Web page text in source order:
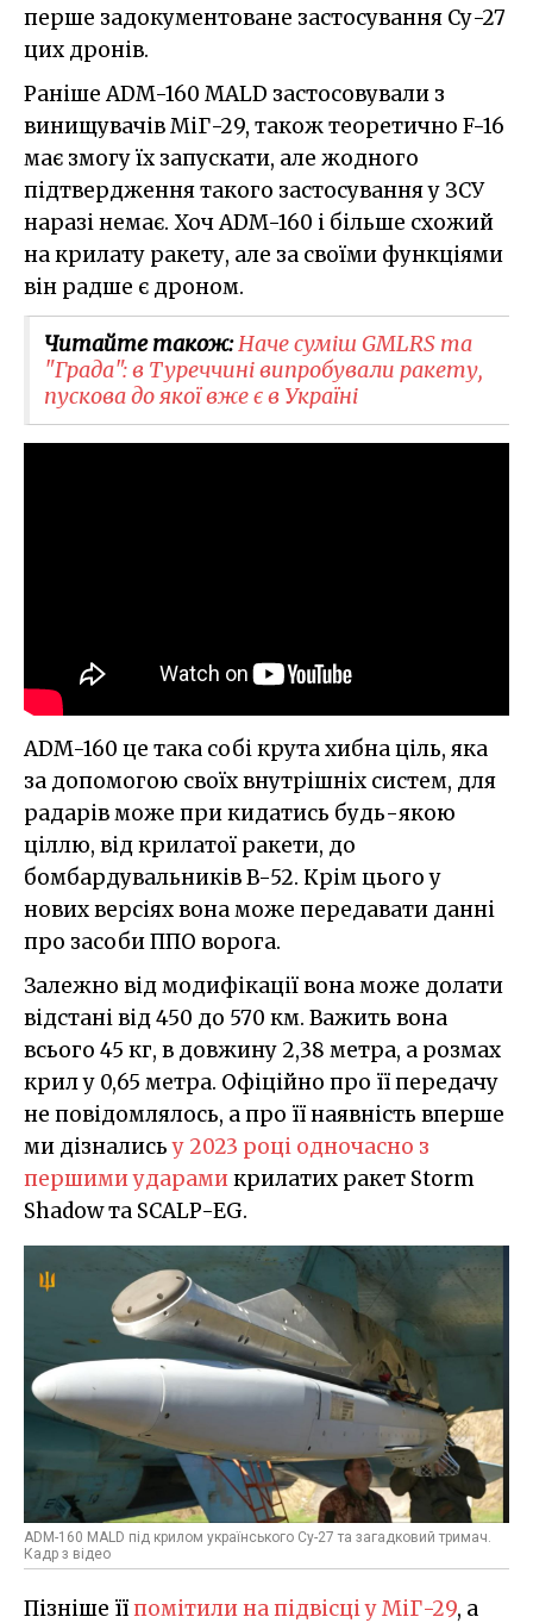
перше задокументоване застосування Су-27
цих дронів.
Раніше ADM-160 MALD застосовували з
винищувачів МіГ-29, також теоретично F-16
має змогу їх запускати, але жодного
підтвердження такого застосування у ЗСУ
наразі немає. Хоч ADM-160 і більше схожий
на крилату ракету, але за своїми функціями
він радше є дроном.
Читайте також:Наче суміш GMLRS та
"Града": в Туреччині випробували ракету,
пускова до якої вже є в Україні
ADM-160 це така собі крута хибна ціль, яка
за допомогою своїх внутрішніх систем, для
радарів може при кидатись будь-якою
ціллю, від крилатої ракети, до
бомбардувальників B-52. Крім цього у
нових версіях вона може передавати данні
про засоби ППО ворога.
Залежно від модифікації вона може долати
відстані від 450 до 570 км. Важить вона
всього 45 кг, в довжину 2,38 метра, а розмах
крил у 0,65 метра. Офіційно про її передачу
не повідомлялось, а про її наявність вперше
ми дізналисьу 2023 році одночасно з
першими ударамикрилатих ракет Storm
Shadow та SCALP-EG.
ADM-160 MALD під крилом українського Су-27 та загадковий тримач.
Кадр з відео
Пізніше їїпомітили на підвісці у МіГ-29, а